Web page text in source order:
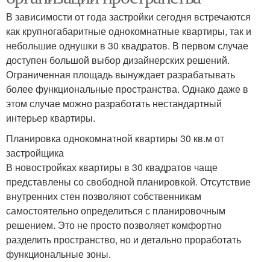
В зависимости от года застройки сегодня встречаются
как крупногабаритные однокомнатные квартиры, так и
небольшие однушки в 30 квадратов. В первом случае
доступен большой выбор дизайнерских решений.
Ограниченная площадь вынуждает разрабатывать
более функциональные пространства. Однако даже в
этом случае можно разработать нестандартный
интерьер квартиры.
Планировка однокомнатной квартиры 30 кв.м от
застройщика
В новостройках квартиры в 30 квадратов чаще
представлены со свободной планировкой. Отсутствие
внутренних стен позволяют собственникам
самостоятельно определиться с планировочным
решением. Это не просто позволяет комфортно
разделить пространство, но и детально проработать
функциональные зоны.